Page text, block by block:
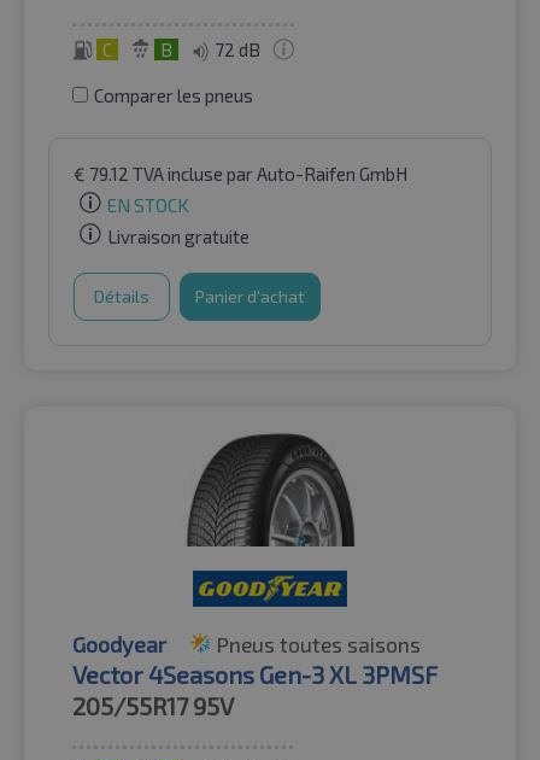
C B 72 dB
Comparer les pneus
€ 79.12 TVA incluse par Auto-Raifen GmbH
EN STOCK
Livraison gratuite
Détails Panier d'achat
Goodyear Pneus toutes saisons
Vector 4Seasons Gen-3 XL 3PMSF
205/55R17 95V